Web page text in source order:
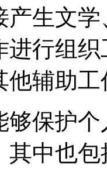
产生文
进行组
他辅助
够保护
其中也